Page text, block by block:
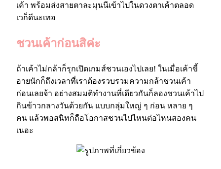
เค้า พร้อมส่งสายตาละมุนนีเข้าไปในดวงตาเค้าตลอด
เวก็ดีนะเทอ
ชวนเค้าก่อนสิค่ะ
ถ้าเค้าไม่กล้าก็รุกเปิดเกมส์ชวนเองไปเลย! ในเมื่อเค้าขี้
อายนักก็ถึงเวลาที่เราต้องรวบรวมความกล้าชวนเค้า
ก่อนเลยจ้า อย่างสมมติทำงานที่เดียวกันก็ลองชวนเค้าไป
กินข้าวกลางวันด้วยกัน แบบกลุ่มใหญ่ ๆ ก่อน หลาย ๆ
คน แล้วพอสนิทก็ถือโอกาสชวนไปไหนต่อไหนสองคน
เนอะ